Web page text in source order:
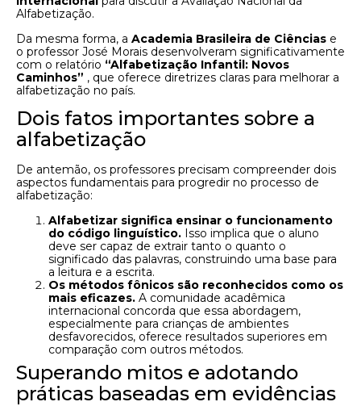
Alfabetização.
Da mesma forma, a Academia Brasileira de Ciências e
o professor José Morais desenvolveram significativamente
com o relatório “Alfabetização Infantil: Novos
Caminhos” , que oferece diretrizes claras para melhorar a
alfabetização no país.
Dois fatos importantes sobre a
alfabetização
De antemão, os professores precisam compreender dois
aspectos fundamentais para progredir no processo de
alfabetização:
Alfabetizar significa ensinar o funcionamento
do código linguístico. Isso implica que o aluno
deve ser capaz de extrair tanto o quanto o
significado das palavras, construindo uma base para
a leitura e a escrita.
Os métodos fônicos são reconhecidos como os
mais eficazes. A comunidade acadêmica
internacional concorda que essa abordagem,
especialmente para crianças de ambientes
desfavorecidos, oferece resultados superiores em
comparação com outros métodos.
Superando mitos e adotando
práticas baseadas em evidências